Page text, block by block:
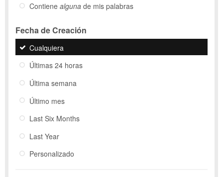
Contiene alguna de mis palabras
Fecha de Creación
Cualquiera
Últimas 24 horas
Última semana
Último mes
Last Six Months
Last Year
Personalizado